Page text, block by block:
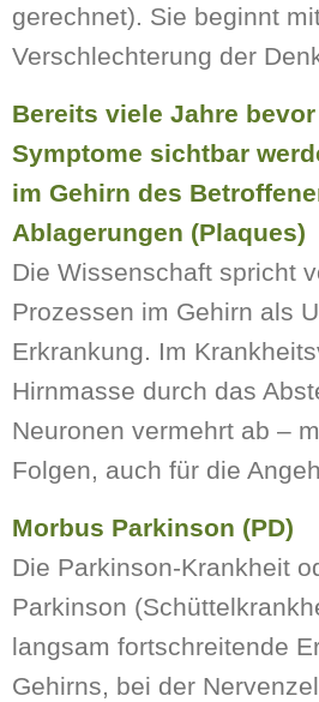
gerechnet). Sie beginnt
Verschlechterung der
Bereits viele Jahre
Symptome sichtbar
im Gehirn des
Ablagerungen (Plaques)
Die Wissenschaft spricht
Prozessen im Gehirn als
Erkrankung. Im
Hirnmasse durch das
Neuronen vermehrt ab –
Folgen, auch für die
Morbus Parkinson (PD)
Die Parkinson-Krankheit
Parkinson
langsam fortschreitende
Gehirns, bei der